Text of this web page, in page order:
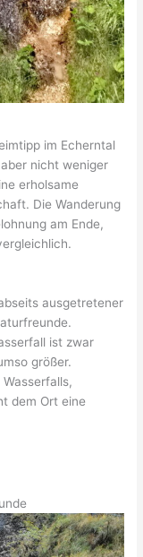
im Echerntal
nicht weniger
erholsame
Die Wanderung
am Ende,
ausgetretener
ist zwar
größer.
dem Ort eine